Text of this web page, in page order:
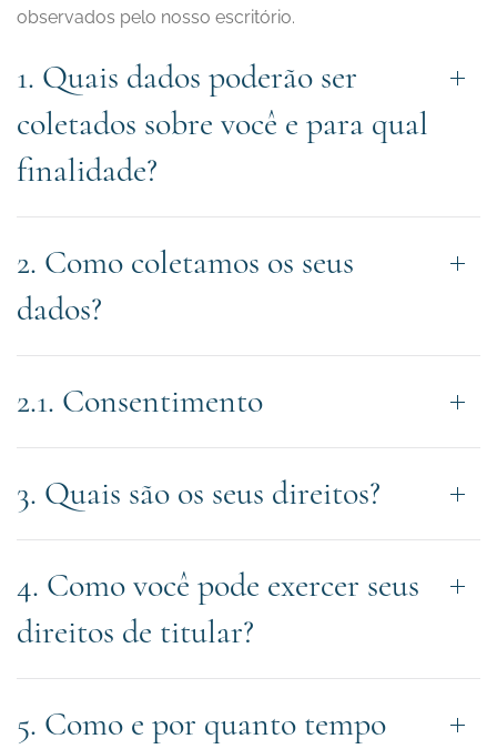
observados pelo nosso escritório.
1. Quais dados poderão ser
coletados sobre você e para qual
finalidade?
2. Como coletamos os seus
dados?
2.1. Consentimento
3. Quais são os seus direitos?
4. Como você pode exercer seus
direitos de titular?
5. Como e por quanto tempo